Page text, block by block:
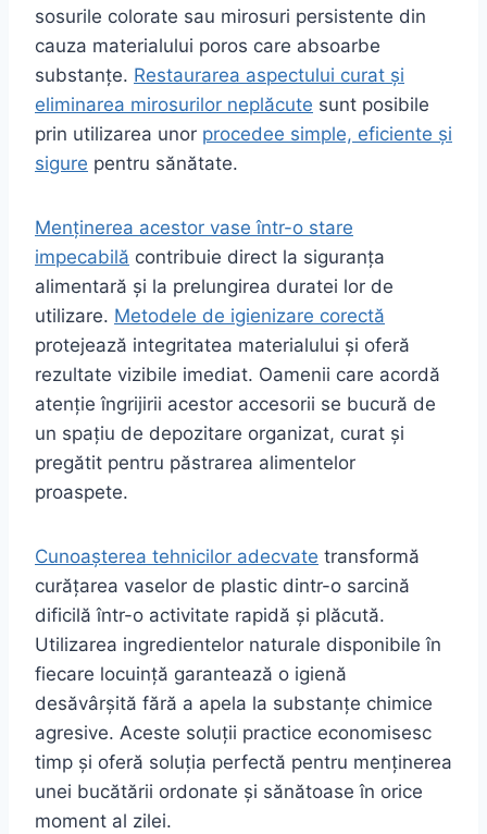
sosurile colorate sau mirosuri persistente din
cauza materialului poros care absoarbe
substanțe. Restaurarea aspectului curat și
eliminarea mirosurilor neplăcute sunt posibile
prin utilizarea unor procedee simple, eficiente și
sigure pentru sănătate.
Menținerea acestor vase într-o stare
impecabilă contribuie direct la siguranța
alimentară și la prelungirea duratei lor de
utilizare. Metodele de igienizare corectă
protejează integritatea materialului și oferă
rezultate vizibile imediat. Oamenii care acordă
atenție îngrijirii acestor accesorii se bucură de
un spațiu de depozitare organizat, curat și
pregătit pentru păstrarea alimentelor
proaspete.
Cunoașterea tehnicilor adecvate transformă
curățarea vaselor de plastic dintr-o sarcină
dificilă într-o activitate rapidă și plăcută.
Utilizarea ingredientelor naturale disponibile în
fiecare locuință garantează o igienă
desăvârșită fără a apela la substanțe chimice
agresive. Aceste soluții practice economisesc
timp și oferă soluția perfectă pentru menținerea
unei bucătării ordonate și sănătoase în orice
moment al zilei.